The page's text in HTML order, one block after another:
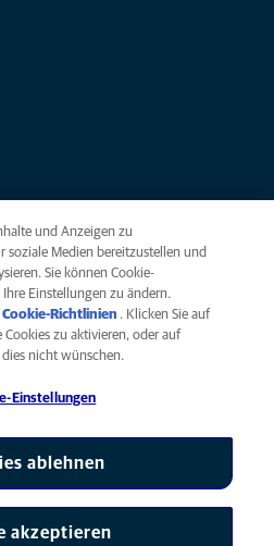
von Mars, Inc © 2026
und Anzeigen zu
soziale Medien bereitzustellen und
Sie können Cookie-
Einstellungen zu ändern.
Cookie-Richtlinien (opens in a new
tab)
. Klicken Sie auf
Cookies zu aktivieren, oder auf
dies nicht wünschen.
Einstellungen
ablehnen
akzeptieren